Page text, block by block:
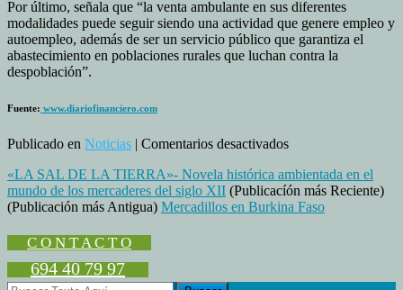
Por último, señala que “la venta ambulante en sus diferentes
modalidades puede seguir siendo una actividad que genere empleo y
autoempleo, además de ser un servicio público que garantiza el
abastecimiento en poblaciones rurales que luchan contra la
despoblación”.
Fuente: www.diariofinanciero.com
Publicado en Noticias | Comentarios desactivadosen
venta
ilegal
en
«LA SAL DE LA TIERRA»- Novela histórica ambientada en el
mundo de los mercaderes del siglo XII (Publicacíón más Reciente)
(Publicación más Antigua) Mercadillos en Burkina Faso
C O N T A C T O
694 40 79 97